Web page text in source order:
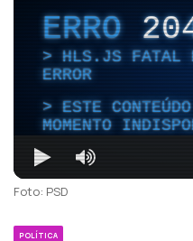
ERRO
HLS.JS FATAL
ERROR
ESTE
MOMENTO
Foto: PSD
POLÍTICA